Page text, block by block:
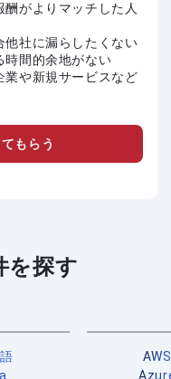
がよりマッチした人
他社に漏らしたくない
時間的余地がない
業や新規サービスなど
もらう
を探す
AWS